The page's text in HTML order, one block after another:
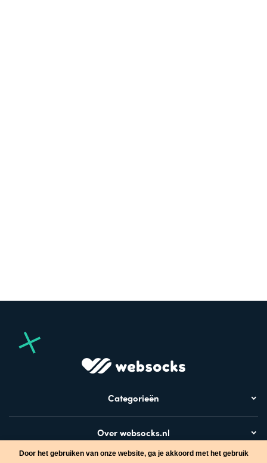
Categorieën
Over websocks.nl
Door het gebruiken van onze website, ga je akkoord met het gebruik